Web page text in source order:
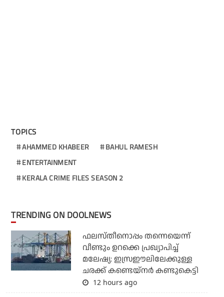
TOPICS
AHAMMED KHABEER
BAHUL RAMESH
ENTERTAINMENT
KERALA CRIME FILES SEASON 2
TRENDING ON DOOLNEWS
ഫലസ്തീനൊപ്പം തന്നെയെന്ന്
വീണ്ടും ഉറക്കെ പ്രഖ്യാപിച്ച്
മലേഷ്യ: ഇസ്രഈലിലേക്കുള്ള
ചരക്ക് കണ്ടെയ്‌നര്‍ കണ്ടുകെട്ടി
12 hours ago